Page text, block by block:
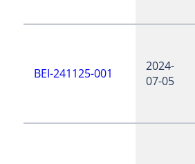
BEI-241125-001
2024-
07-05